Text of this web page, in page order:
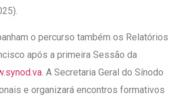
o percurso também os Relatórios
após a primeira Sessão da
. A Secretaria Geral do Sínodo
e organizará encontros formativos